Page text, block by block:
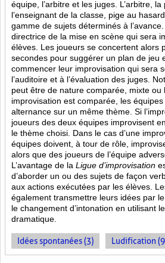
équipe, l’arbitre et les juges. L’arbitre,
l’enseignant de la classe, pige au
gamme de sujets déterminés à
directrice de la mise en scène qui sera
élèves. Les joueurs se concertent alors
secondes pour suggérer un plan de jeu
commencer leur improvisation qui sera
l’auditoire et à l’évaluation des juges.
peut être de nature comparée, mixte ou
improvisation est comparée, les
alternance sur un même thème. Si
joueurs des deux équipes improvisent
le thème choisi. Dans le cas d’une
équipes doivent, à tour de rôle,
alors que des joueurs de l’équipe
L’avantage de la Ligue d’improvisation
d’aborder un ou des sujets de façon
aux actions exécutées par les élèves.
également transmettre leurs idées par
le changement d’intonation en utilisant
dramatique.
Idées spontanées (3) Ludification